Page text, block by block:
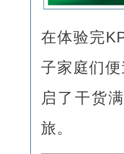
在体验完
子家庭们
启了干货
旅。